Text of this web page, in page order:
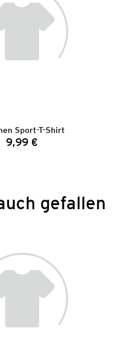
Sport-T-Shirt
Preis:
9,99 €
gefallen